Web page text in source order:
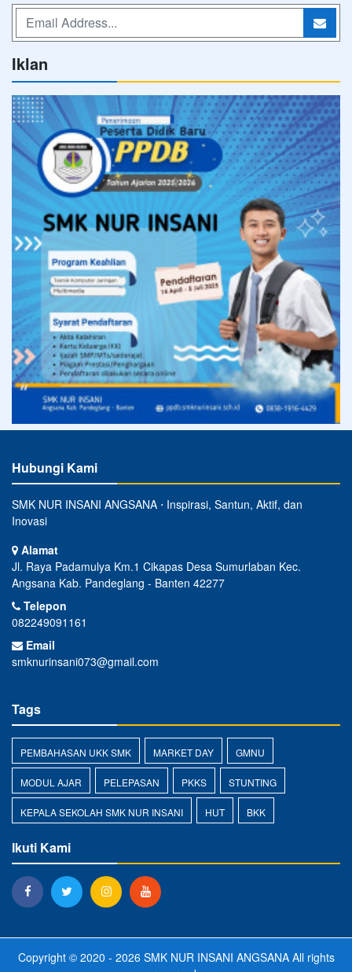
Iklan
Hubungi Kami
SMK NUR INSANI ANGSANA ⋅ Inspirasi, Santun, Aktif, dan
Inovasi
Alamat
Jl. Raya Padamulya Km.1 Cikapas Desa Sumurlaban Kec.
Angsana Kab. Pandeglang - Banten 42277
Telepon
082249091161
Email
smknurinsani073@gmail.com
Tags
PEMBAHASAN UKK SMK MARKET DAY GMNU
MODUL AJAR PELEPASAN PKKS STUNTING
KEPALA SEKOLAH SMK NUR INSANI HUT BKK
Ikuti Kami
Copyright © 2020 - 2026 SMK NUR INSANI ANGSANAAll rights